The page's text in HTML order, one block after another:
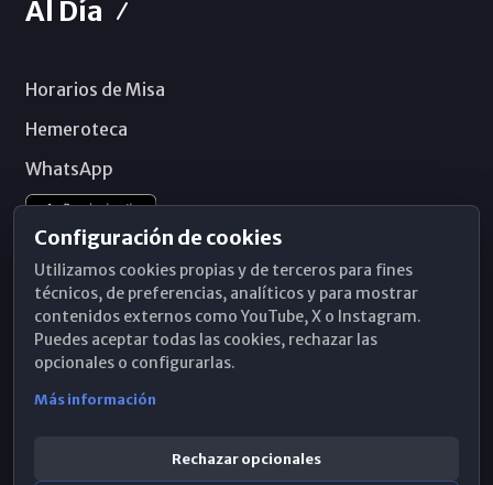
Al Día
Horarios de Misa
Hemeroteca
WhatsApp
Configuración de cookies
Utilizamos cookies propias y de terceros para fines
técnicos, de preferencias, analíticos y para mostrar
contenidos externos como YouTube, X o Instagram.
Puedes aceptar todas las cookies, rechazar las
opcionales o configurarlas.
Más información
Rechazar opcionales